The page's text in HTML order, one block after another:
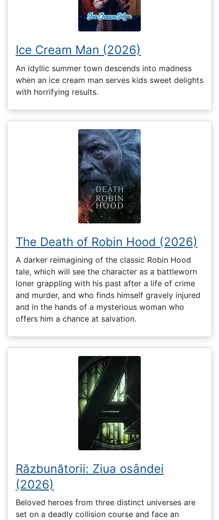
Ice Cream Man (2026)
An idyllic summer town descends into madness
when an ice cream man serves kids sweet delights
with horrifying results.
The Death of Robin Hood (2026)
A darker reimagining of the classic Robin Hood
tale, which will see the character as a battleworn
loner grappling with his past after a life of crime
and murder, and who finds himself gravely injured
and in the hands of a mysterious woman who
offers him a chance at salvation.
Răzbunătorii: Ziua osândei
(2026)
Beloved heroes from three distinct universes are
set on a deadly collision course and face an